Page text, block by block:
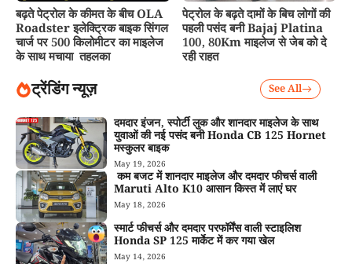
बढ़ते पेट्रोल के कीमत के बीच OLA
Roadster इलेक्ट्रिक बाइक सिंगल
चार्ज पर 500 किलोमीटर का माइलेज
के साथ मचाया तहलका
पेट्रोल के बढ़ते दामों के बिच लोगों की
पहली पसंद बनी Bajaj Platina
100, 80Km माइलेज से जेब को दे
रही राहत
ट्रेंडिंग न्यूज़ See All
दमदार इंजन, स्पोर्टी लुक और शानदार माइलेज के साथ
युवाओं की नई पसंद बनी Honda CB 125 Hornet
मस्कुलर बाइक
May 19, 2026
कम बजट में शानदार माइलेज और दमदार फीचर्स वाली
Maruti Alto K10 आसान किस्त में लाएं घर
May 18, 2026
स्मार्ट फीचर्स और दमदार परफॉर्मेंस वाली स्टाइलिश
Honda SP 125 मार्केट में कर गया खेल
May 14, 2026